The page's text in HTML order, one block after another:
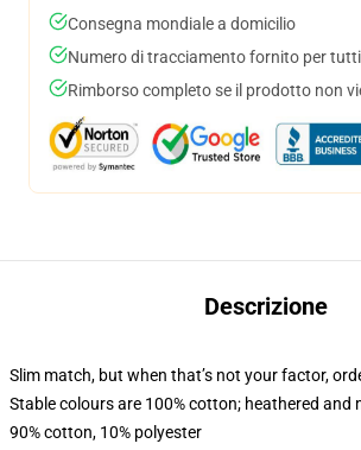
Consegna mondiale a domicilio
Numero di tracciamento fornito per
Rimborso completo se il prodotto non
Descrizione
Slim match, but when that’s not your factor,
Stable colours are 100% cotton; heathered and
90% cotton, 10% polyester